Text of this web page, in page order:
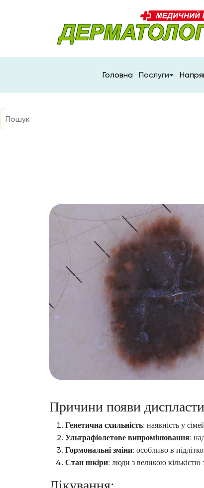
Головна Послуги
Причини появи
Генетична схильність: наявність у
Ультрафіолетове випромінювання:
Гормональні зміни: особливо в
Стан шкіри: люди з великою